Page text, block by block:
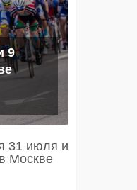
9
31 июля и
Москве